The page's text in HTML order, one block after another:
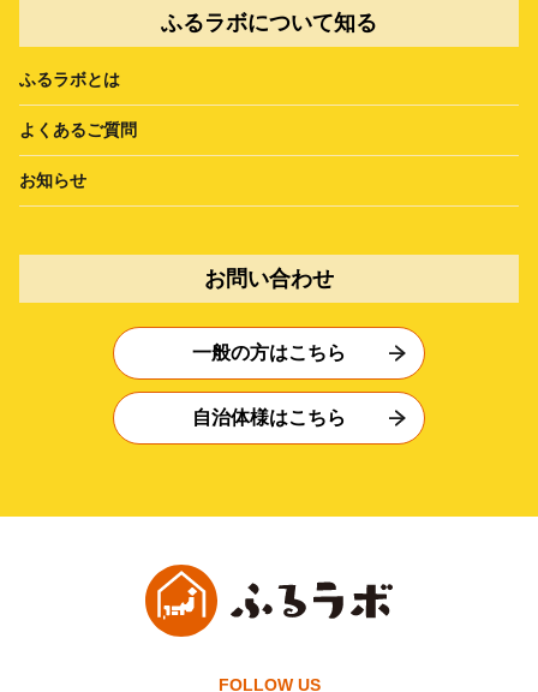
ふるラボについて知る
ふるラボとは
よくあるご質問
お知らせ
お問い合わせ
一般の方はこちら
自治体様はこちら
FOLLOW US